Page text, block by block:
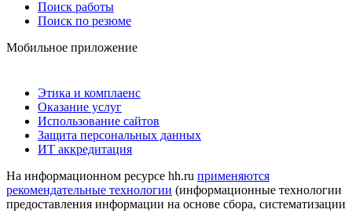
Поиск работы
Поиск по резюме
Мобильное приложение
Этика и комплаенс
Оказание услуг
Использование сайтов
Защита персональных данных
ИТ аккредитация
На информационном ресурсе hh.ru применяются
рекомендательные технологии (информационные технологии
предоставления информации на основе сбора, систематизации